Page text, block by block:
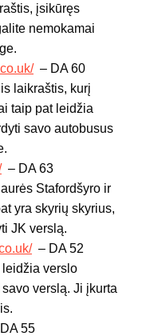
įsikūręs
nemokamai
– DA 60
laikraštis, kurį
taip pat leidžia
savo autobusus
– DA 63
Stafordšyro ir
yra skyrių skyrius,
JK verslą.
– DA 52
leidžia verslo
verslą. Ji įkurta
55